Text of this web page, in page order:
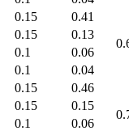
0.15
0.41
0.15
0.13
0.1
0.06
0.1 0.04
0.15
0.46
0.15
0.15
0.1
0.06